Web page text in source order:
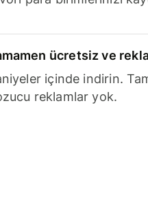
ücretsiz ve
içinde indirin.
reklamlar yok.